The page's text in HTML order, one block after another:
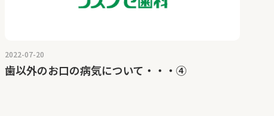
2022-07-20
歯以外のお口の病気について・・・④